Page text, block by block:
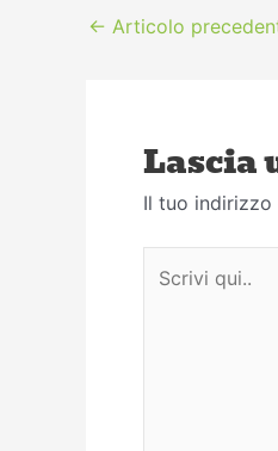
← Articolo
Lascia
Il tuo indirizzo
qui..